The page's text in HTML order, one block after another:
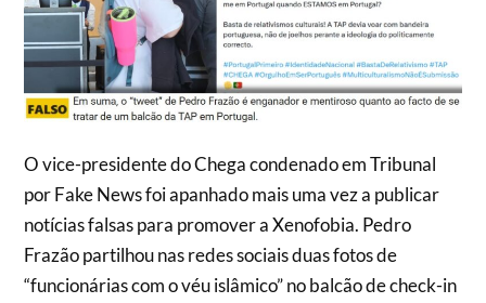
O vice-presidente do Chega condenado em Tribunal
por Fake News foi apanhado mais uma vez a publicar
notícias falsas para promover a Xenofobia. Pedro
Frazão partilhou nas redes sociais duas fotos de
“funcionárias com o véu islâmico” no balcão de check-in